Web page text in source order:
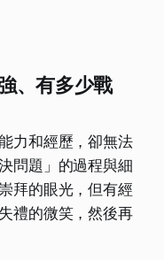
、有多少戰
力和經歷，卻無法
問題」的過程與細
拜的眼光，但有經
禮的微笑，然後再